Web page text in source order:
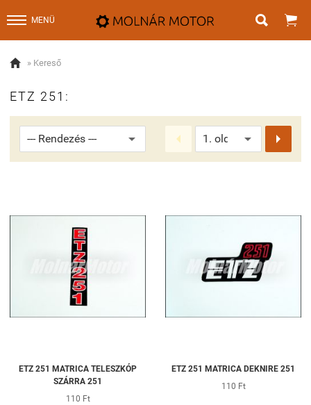
MENÜ  
 » Kereső
ETZ 251:
 
ETZ 251 MATRICA TELESZKÓP
SZÁRRA 251
110 Ft
ETZ 251 MATRICA DEKNIRE 251
110 Ft